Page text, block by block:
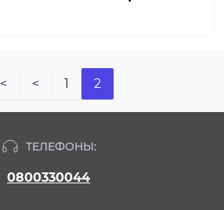
|< < 1 2
ТЕЛЕФОНЫ:
0800330044